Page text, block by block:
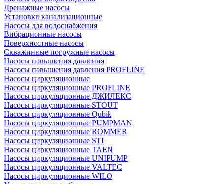
Дренажные насосы
Установки канализационные
Насосы для водоснабжения
Вибрационные насосы
Поверхностные насосы
Скважинные погружные насосы
Насосы повышения давления
Насосы повышения давления PROFLINE
Насосы циркуляционные
Насосы циркуляционные PROFLINE
Насосы циркуляционные ДЖИЛЕКС
Насосы циркуляционные STOUT
Насосы циркуляционные Qubik
Насосы циркуляционные PUMPMAN
Насосы циркуляционные ROMMER
Насосы циркуляционные STI
Насосы циркуляционные TAEN
Насосы циркуляционные UNIPUMP
Насосы циркуляционные VALTEC
Насосы циркуляционные WILO